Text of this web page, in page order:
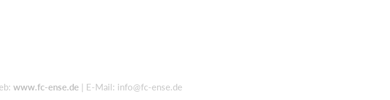
www.fc-ense.de | E-Mail: info@fc-ense.de